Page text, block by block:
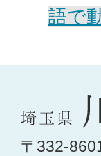
語で
〒332-